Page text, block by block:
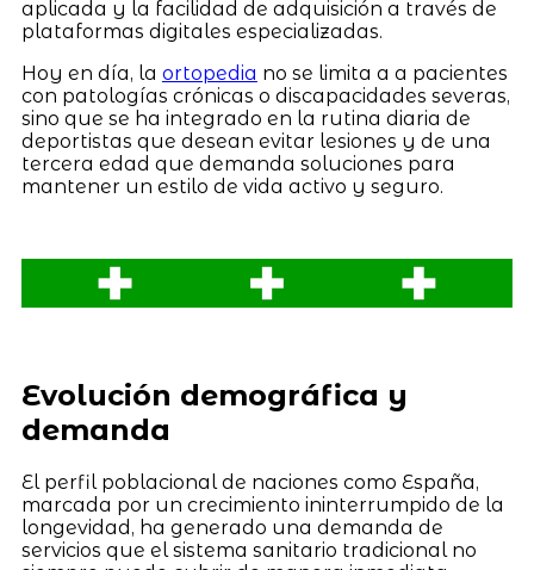
aplicada y la facilidad de adquisición a través de
plataformas digitales especializadas.
Hoy en día, la ortopedia no se limita a a pacientes
con patologías crónicas o discapacidades severas,
sino que se ha integrado en la rutina diaria de
deportistas que desean evitar lesiones y de una
tercera edad que demanda soluciones para
mantener un estilo de vida activo y seguro.
Evolución demográfica y
demanda
El perfil poblacional de naciones como España,
marcada por un crecimiento ininterrumpido de la
longevidad, ha generado una demanda de
servicios que el sistema sanitario tradicional no